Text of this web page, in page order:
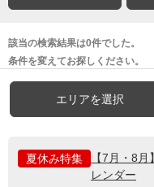
該当の検索結果は0件でした。
条件を変えてお探しください。
エリアを選択
夏休み特集
【7月・8
レンダー